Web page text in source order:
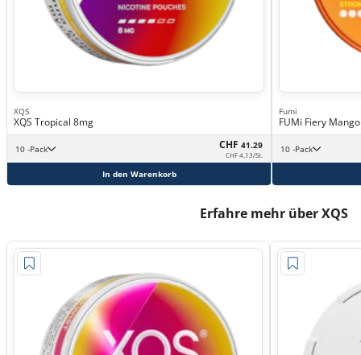
XQS
XQS Tropical 8mg
10 -Pack CHF 41.29
CHF 4.13/St.
In den Warenkorb
Fumi
FUMi Fiery
10 -Pack
Erfahre mehr über XQS